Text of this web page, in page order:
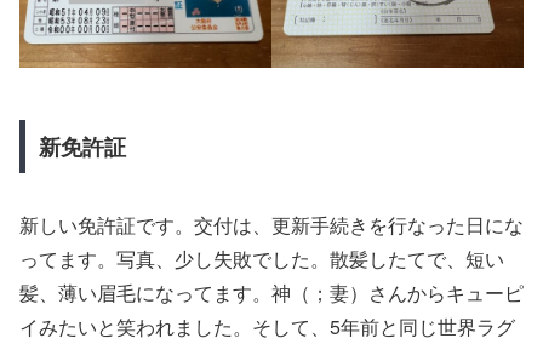
新免許証
新しい免許証です。交付は、更新手続きを行なった日にな
ってます。写真、少し失敗でした。散髪したてで、短い
髪、薄い眉毛になってます。神（；妻）さんからキューピ
イみたいと笑われました。そして、5年前と同じ世界ラグ